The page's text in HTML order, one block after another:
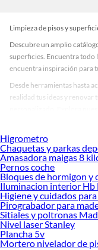
Limpieza de pisos y
Descubre un amplio
superficies. Encuentra todo
encuentra inspiración para
Desde herramientas hasta
realidad tus ideas y renovar
accesorios de calidad que
Desde remodelaciones
tus ideas realidad.
Limpieza de pisos y
Explora la variedad de
Sodimac
Herramientas, materiales y
renovación de espacios.
ofrecerte!
Encuentra una amplia
Higrometro
Chaquetas y parkas
Amasadora maigas 8
Pernos coche
Bloques de hormigon y
Iluminacion interior Hb
Higiene y cuidados
Pirograbador para
Sitiales y poltronas
Nivel laser Stanley
Plancha 5v
Mortero nivelador de